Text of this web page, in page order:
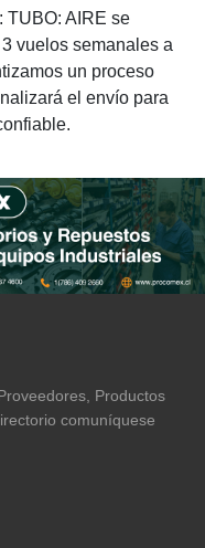
TUBO: AIRE se
vuelos semanales a
un proceso
el envío para
Productos
comuníquese